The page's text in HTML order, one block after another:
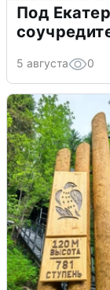
Под
5 августа 0